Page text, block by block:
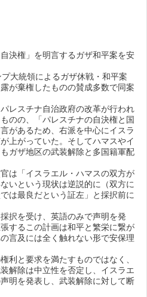
決権」を明言するガザ和平案を安
大統領によるガザ休戦・和平案
が棄権したものの賛成多数で同案
レスチナ自治政府の改革が行われ
のの、「パレスチナの自決権と国
があるため、右派を中心にイスラ
上がっていた。そしてハマスやイ
ガザ地区の武装解除と多国籍軍配
は「イスラエル・ハマスの双方が
いという現状は逆説的に（双方に
は最良だという証左」と採択前に
択を受け、英語のみで声明を発
するこの計画は和平と繁栄に繋が
言及には全く触れない形で安保理
利と要求を満たすものではなく、
解除は中立性を否定し、イスラエ
明を発表し、武装解除に対して断